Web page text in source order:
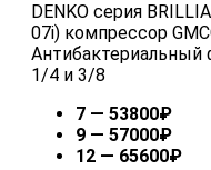
DENKO серия
07i) компрессор
Антибактериальный
1/4 и 3/8
7 — 53800₽
9 — 57000₽
12 — 65600₽